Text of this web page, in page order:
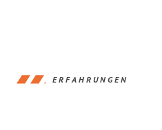
ERFAHRUNGEN